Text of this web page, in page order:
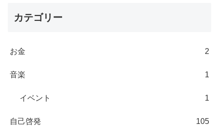
カテゴリー
お金 2
音楽 1
イベント 1
自己啓発 105